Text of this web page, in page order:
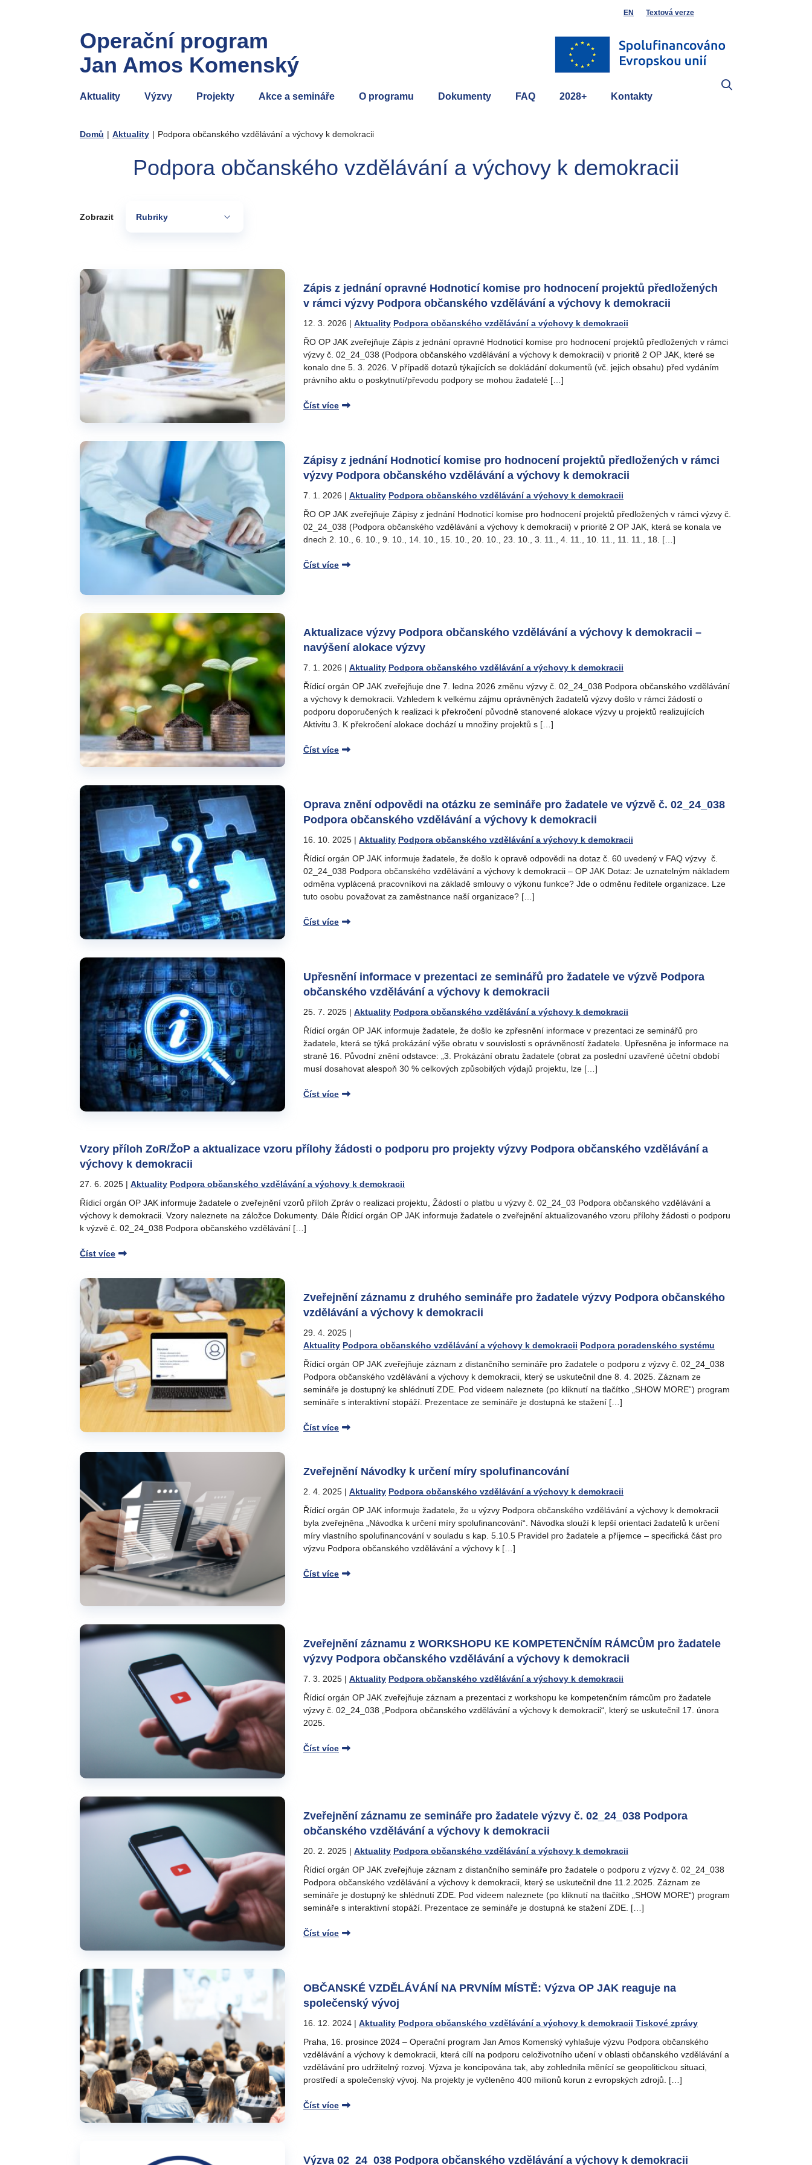
Operační program
Jan Amos Komenský
EN Textová verze
Aktuality Výzvy Projekty Akce a semináře O programu Dokumenty FAQ 2028+ Kontakty
Domů | Aktuality | Podpora občanského vzdělávání a výchovy k demokracii
Podpora občanského vzdělávání a výchovy k demokracii
Zobrazit Rubriky
Zápis z jednání opravné Hodnoticí komise pro hodnocení projektů předložených
v rámci výzvy Podpora občanského vzdělávání a výchovy k demokracii
12. 3. 2026 | Aktuality Podpora občanského vzdělávání a výchovy k demokracii
ŘO OP JAK zveřejňuje Zápis z jednání opravné Hodnoticí komise pro hodnocení projektů předložených v rámci
výzvy č. 02_24_038 (Podpora občanského vzdělávání a výchovy k demokracii) v prioritě 2 OP JAK, které se
konalo dne 5. 3. 2026. V případě dotazů týkajících se dokládání dokumentů (vč. jejich obsahu) před vydáním
právního aktu o poskytnutí/převodu podpory se mohou žadatelé […]
Číst více
Zápisy z jednání Hodnoticí komise pro hodnocení projektů předložených v rámci
výzvy Podpora občanského vzdělávání a výchovy k demokracii
7. 1. 2026 | Aktuality Podpora občanského vzdělávání a výchovy k demokracii
ŘO OP JAK zveřejňuje Zápisy z jednání Hodnoticí komise pro hodnocení projektů předložených v rámci výzvy č.
02_24_038 (Podpora občanského vzdělávání a výchovy k demokracii) v prioritě 2 OP JAK, která se konala ve
dnech 2. 10., 6. 10., 9. 10., 14. 10., 15. 10., 20. 10., 23. 10., 3. 11., 4. 11., 10. 11., 11. 11., 18. […]
Číst více
Aktualizace výzvy Podpora občanského vzdělávání a výchovy k demokracii –
navýšení alokace výzvy
7. 1. 2026 | Aktuality Podpora občanského vzdělávání a výchovy k demokracii
Řídicí orgán OP JAK zveřejňuje dne 7. ledna 2026 změnu výzvy č. 02_24_038 Podpora občanského vzdělávání
a výchovy k demokracii. Vzhledem k velkému zájmu oprávněných žadatelů výzvy došlo v rámci žádostí o
podporu doporučených k realizaci k překročení původně stanovené alokace výzvy u projektů realizujících
Aktivitu 3. K překročení alokace dochází u množiny projektů s […]
Číst více
Oprava znění odpovědi na otázku ze semináře pro žadatele ve výzvě č. 02_24_038
Podpora občanského vzdělávání a výchovy k demokracii
16. 10. 2025 | Aktuality Podpora občanského vzdělávání a výchovy k demokracii
Řídicí orgán OP JAK informuje žadatele, že došlo k opravě odpovědi na dotaz č. 60 uvedený v FAQ výzvy č.
02_24_038 Podpora občanského vzdělávání a výchovy k demokracii – OP JAK Dotaz: Je uznatelným nákladem
odměna vyplácená pracovníkovi na základě smlouvy o výkonu funkce? Jde o odměnu ředitele organizace. Lze
tuto osobu považovat za zaměstnance naší organizace? […]
Číst více
Upřesnění informace v prezentaci ze seminářů pro žadatele ve výzvě Podpora
občanského vzdělávání a výchovy k demokracii
25. 7. 2025 | Aktuality Podpora občanského vzdělávání a výchovy k demokracii
Řídicí orgán OP JAK informuje žadatele, že došlo ke zpřesnění informace v prezentaci ze seminářů pro
žadatele, která se týká prokázání výše obratu v souvislosti s oprávněností žadatele. Upřesněna je informace na
straně 16. Původní znění odstavce: „3. Prokázání obratu žadatele (obrat za poslední uzavřené účetní období
musí dosahovat alespoň 30 % celkových způsobilých výdajů projektu, lze […]
Číst více
Vzory příloh ZoR/ŽoP a aktualizace vzoru přílohy žádosti o podporu pro projekty výzvy Podpora občanského vzdělávání a
výchovy k demokracii
27. 6. 2025 | Aktuality Podpora občanského vzdělávání a výchovy k demokracii
Řídicí orgán OP JAK informuje žadatele o zveřejnění vzorů příloh Zpráv o realizaci projektu, Žádostí o platbu u výzvy č. 02_24_03 Podpora občanského vzdělávání a
výchovy k demokracii. Vzory naleznete na záložce Dokumenty. Dále Řídicí orgán OP JAK informuje žadatele o zveřejnění aktualizovaného vzoru přílohy žádosti o podporu
k výzvě č. 02_24_038 Podpora občanského vzdělávání […]
Číst více
Zveřejnění záznamu z druhého semináře pro žadatele výzvy Podpora občanského
vzdělávání a výchovy k demokracii
29. 4. 2025 |
Aktuality Podpora občanského vzdělávání a výchovy k demokracii Podpora poradenského systému
Řídicí orgán OP JAK zveřejňuje záznam z distančního semináře pro žadatele o podporu z výzvy č. 02_24_038
Podpora občanského vzdělávání a výchovy k demokracii, který se uskutečnil dne 8. 4. 2025. Záznam ze
semináře je dostupný ke shlédnutí ZDE. Pod videem naleznete (po kliknutí na tlačítko „SHOW MORE“) program
semináře s interaktivní stopáží. Prezentace ze semináře je dostupná ke stažení […]
Číst více
Zveřejnění Návodky k určení míry spolufinancování
2. 4. 2025 | Aktuality Podpora občanského vzdělávání a výchovy k demokracii
Řídicí orgán OP JAK informuje žadatele, že u výzvy Podpora občanského vzdělávání a výchovy k demokracii
byla zveřejněna „Návodka k určení míry spolufinancování“. Návodka slouží k lepší orientaci žadatelů k určení
míry vlastního spolufinancování v souladu s kap. 5.10.5 Pravidel pro žadatele a příjemce – specifická část pro
výzvu Podpora občanského vzdělávání a výchovy k […]
Číst více
Zveřejnění záznamu z WORKSHOPU KE KOMPETENČNÍM RÁMCŮM pro žadatele
výzvy Podpora občanského vzdělávání a výchovy k demokracii
7. 3. 2025 | Aktuality Podpora občanského vzdělávání a výchovy k demokracii
Řídicí orgán OP JAK zveřejňuje záznam a prezentaci z workshopu ke kompetenčním rámcům pro žadatele
výzvy č. 02_24_038 „Podpora občanského vzdělávání a výchovy k demokracii“, který se uskutečnil 17. února
2025.
Číst více
Zveřejnění záznamu ze semináře pro žadatele výzvy č. 02_24_038 Podpora
občanského vzdělávání a výchovy k demokracii
20. 2. 2025 | Aktuality Podpora občanského vzdělávání a výchovy k demokracii
Řídicí orgán OP JAK zveřejňuje záznam z distančního semináře pro žadatele o podporu z výzvy č. 02_24_038
Podpora občanského vzdělávání a výchovy k demokracii, který se uskutečnil dne 11.2.2025. Záznam ze
semináře je dostupný ke shlédnutí ZDE. Pod videem naleznete (po kliknutí na tlačítko „SHOW MORE“) program
semináře s interaktivní stopáží. Prezentace ze semináře je dostupná ke stažení ZDE. […]
Číst více
OBČANSKÉ VZDĚLÁVÁNÍ NA PRVNÍM MÍSTĚ: Výzva OP JAK reaguje na
společenský vývoj
16. 12. 2024 | Aktuality Podpora občanského vzdělávání a výchovy k demokracii Tiskové zprávy
Praha, 16. prosince 2024 – Operační program Jan Amos Komenský vyhlašuje výzvu Podpora občanského
vzdělávání a výchovy k demokracii, která cílí na podporu celoživotního učení v oblasti občanského vzdělávání a
vzdělávání pro udržitelný rozvoj. Výzva je koncipována tak, aby zohlednila měnící se geopolitickou situaci,
prostředí a společenský vývoj. Na projekty je vyčleněno 400 milionů korun z evropských zdrojů. […]
Číst více
Výzva 02_24_038 Podpora občanského vzdělávání a výchovy k demokracii